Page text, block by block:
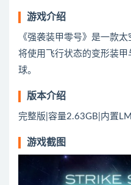
游戏介绍
《强袭装甲零号》是一款
将使用飞行状态的变形装
球。
版本介绍
完整版|容量2.63GB|内置
游戏截图